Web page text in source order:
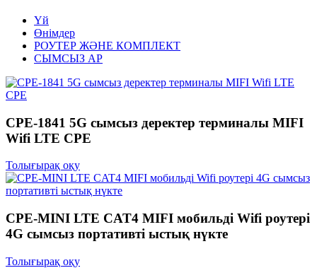
Үй
Өнімдер
РОУТЕР ЖӘНЕ КОМПЛЕКТ
СЫМСЫЗ AP
CPE-1841 5G сымсыз деректер терминалы MIFI
Wifi LTE CPE
Толығырақ оқу
CPE-MINI LTE CAT4 MIFI мобильді Wifi роутері
4G сымсыз портативті ыстық нүкте
Толығырақ оқу